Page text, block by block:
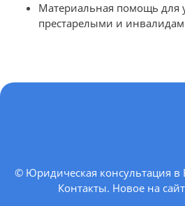
Материальная помощь для
престарелыми и
© Юридическая консультация в
Контакты. Новое на